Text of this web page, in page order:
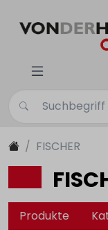
FISCHER
Produkte